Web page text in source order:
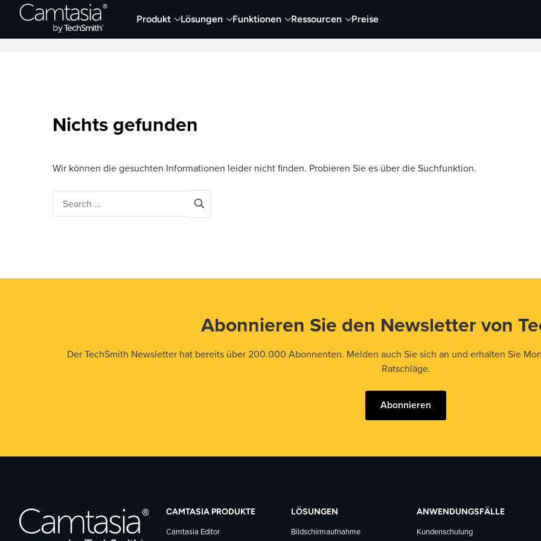
Direkt
Produkt Lösungen Funktionen Ressourcen Preise
Neueste Artikel Screen Capture und Aufnehmen Video Visueller Content
Nichts gefunden
Wir können die gesuchten Informationen leider nicht finden. Probieren Sie es über die Suchfunktion.
Abonnieren Sie den Newsletter von
Der TechSmith Newsletter hat bereits über 200.000 Abonnenten. Melden auch Sie sich an und erhalten Sie
Ratschläge.
Abonnieren
CAMTASIA PRODUKTE
Camtasia Editor
LÖSUNGEN
Bildschirmaufnahme
ANWENDUNGSFÄLLE
Kundenschulung